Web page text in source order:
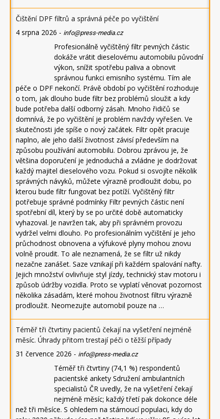
Čištění DPF filtrů a správná péče po vyčištění
4 srpna 2026 - info@press-media.cz
Profesionálně vyčištěný filtr pevných částic
dokáže vrátit dieselovému automobilu původní
výkon, snížit spotřebu paliva a obnovit
správnou funkci emisního systému. Tím ale
péče o DPF nekončí. Právě období po vyčištění rozhoduje
o tom, jak dlouho bude filtr bez problémů sloužit a kdy
bude potřeba další odborný zásah. Mnoho řidičů se
domnívá, že po vyčištění je problém navždy vyřešen. Ve
skutečnosti jde spíše o nový začátek. Filtr opět pracuje
naplno, ale jeho další životnost závisí především na
způsobu používání automobilu. Dobrou zprávou je, že
většina doporučení je jednoduchá a zvládne je dodržovat
každý majitel dieselového vozu. Pokud si osvojíte několik
správných návyků, můžete výrazně prodloužit dobu, po
kterou bude filtr fungovat bez potíží. Vyčištěný filtr
potřebuje správné podmínky Filtr pevných částic není
spotřební díl, který by se po určité době automaticky
vyhazoval. Je navržen tak, aby při správném provozu
vydržel velmi dlouho. Po profesionálním vyčištění je jeho
průchodnost obnovena a výfukové plyny mohou znovu
volně proudit. To ale neznamená, že se filtr už nikdy
nezačne zanášet. Saze vznikají při každém spalování nafty.
Jejich množství ovlivňuje styl jízdy, technický stav motoru i
způsob údržby vozidla. Proto se vyplatí věnovat pozornost
několika zásadám, které mohou životnost filtru výrazně
prodloužit. Neomezujte automobil pouze na …
Téměř tři čtvrtiny pacientů čekají na vyšetření nejméně
měsíc. Úhrady přitom trestají péči o těžší případy
31 července 2026 - info@press-media.cz
Téměř tři čtvrtiny (74,1 %) respondentů
pacientské ankety Sdružení ambulantních
specialistů ČR uvedly, že na vyšetření čekají
nejméně měsíc; každý třetí pak dokonce déle
než tři měsíce. S ohledem na stárnoucí populaci, kdy do